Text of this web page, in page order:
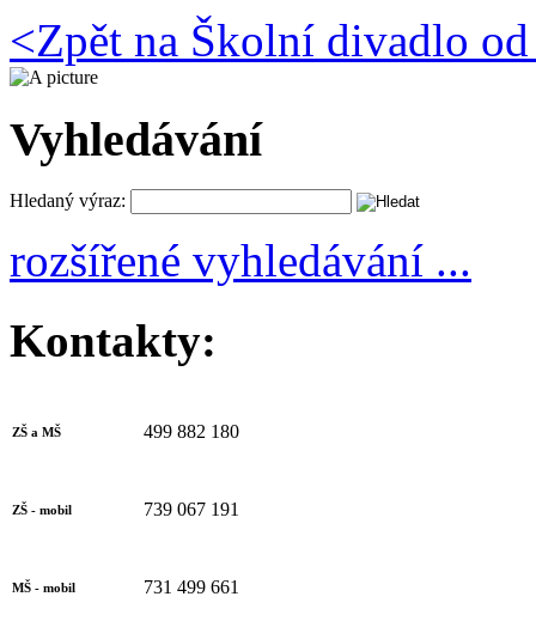
<Zpět na Školní divadlo
Vyhledávání
Hledaný výraz:
rozšířené vyhledávání ...
Kontakty:
ZŠ a MŠ 499 882 180
ZŠ - mobil 739 067 191
MŠ - mobil 731 499 661